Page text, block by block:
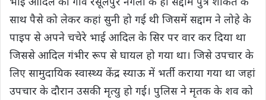
साथ पैसे को लेकर कहां सुनी हो गई थी जिसमें सद्दाम ने लोहे के
पाइप से अपने चचेरे भाई आदिल के सिर पर वार कर दिया था
जिससे आदिल गंभीर रूप से घायल हो गया था। जिसे उपचार के
लिए सामुदायिक स्वास्थ्य केंद्र स्याऊ में भर्ती कराया गया था जहां
उपचार के दौरान उसकी मृत्यु हो गई। पुलिस ने मृतक के शव को